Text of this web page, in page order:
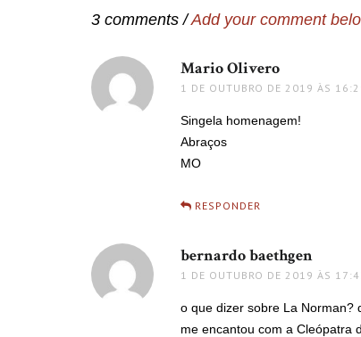
3 comments /Add your comment
Mario Olivero
1 DE OUTUBRO DE 2019 ÀS
Singela homenagem!
Abraços
MO
RESPONDER
bernardo baethgen
1 DE OUTUBRO DE 2019 ÀS
o que dizer sobre La Norman?
me encantou com a Cleópatra